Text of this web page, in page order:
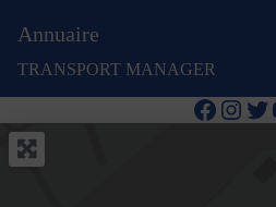
Annuaire
TRANSPORT MANAGER